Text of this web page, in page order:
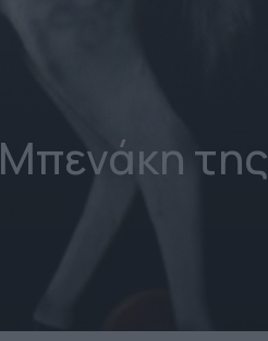
Μπενάκη της